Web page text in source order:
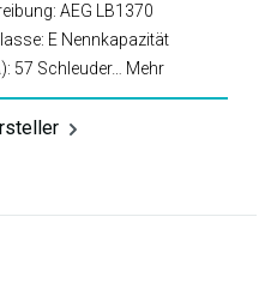
AEG LB1370
E Nennkapazität
57 Schleuder… Mehr